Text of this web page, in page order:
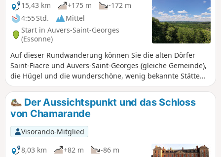
15,43 km
+175 m
-172 m
4:55 Std.
Mittel
Start in Auvers-Saint-Georges
(Essonne)
Auf dieser Rundwanderung können Sie die alten Dörfer
Saint-Fiacre und Auvers-Saint-Georges (gleiche Gemeinde),
die Hügel und die wunderschöne, wenig bekannte Stätte
Butte du Puits entdecken. Rechnen Sie mit 16 km und 5
Stunden, einschließlich der Zeit, die Sie an der
Sehenswürdigkeit verbringen.
Der Aussichtspunkt und das Schloss
von Chamarande
Visorando-Mitglied
8,03 km
+82 m
-86 m